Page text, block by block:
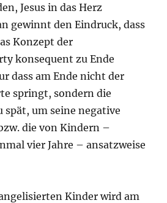
Jesus in das Herz
gewinnt den Eindruck, dass
Konzept der
konsequent zu Ende
dass am Ende nicht der
springt, sondern die
spät, um seine negative
die von Kindern –
vier Jahre – ansatzweise
Kinder wird am